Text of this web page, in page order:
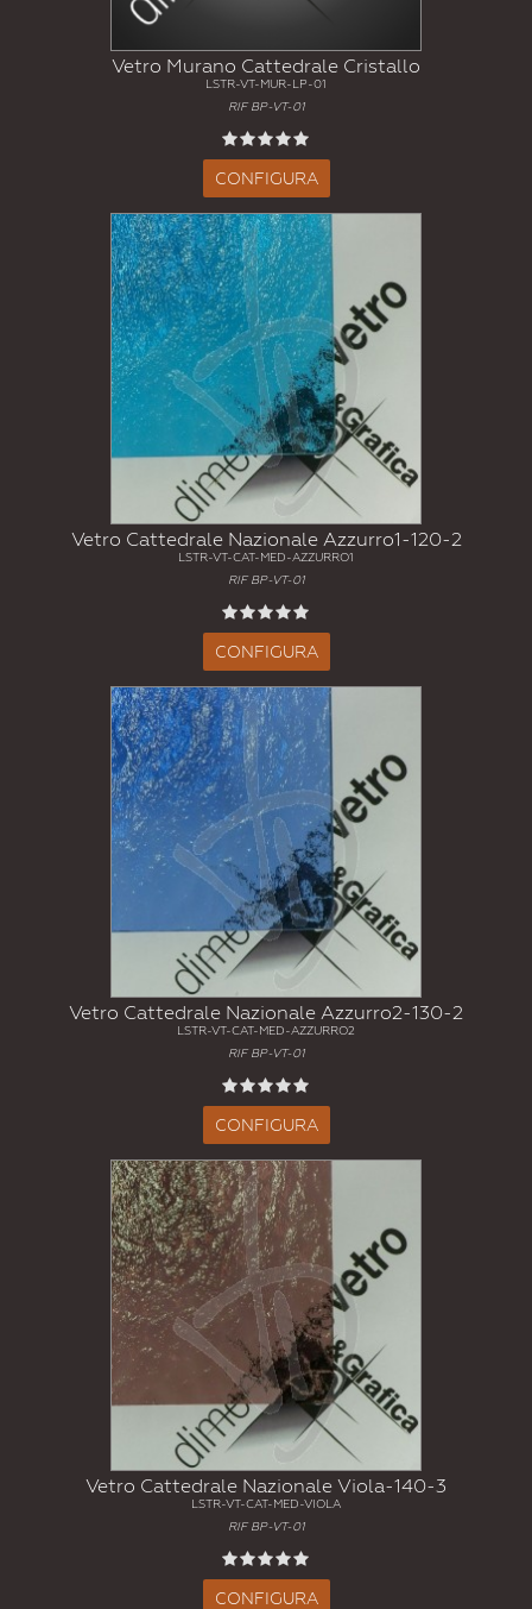
Vetro Murano Cattedrale Cristallo
LSTR-VT-MUR-LP-01
RIF BP-VT-01
CONFIGURA
Vetro Cattedrale Nazionale Azzurro1-120-2
LSTR-VT-CAT-MED-AZZURRO1
RIF BP-VT-01
CONFIGURA
Vetro Cattedrale Nazionale Azzurro2-130-2
LSTR-VT-CAT-MED-AZZURRO2
RIF BP-VT-01
CONFIGURA
Vetro Cattedrale Nazionale Viola-140-3
LSTR-VT-CAT-MED-VIOLA
RIF BP-VT-01
CONFIGURA